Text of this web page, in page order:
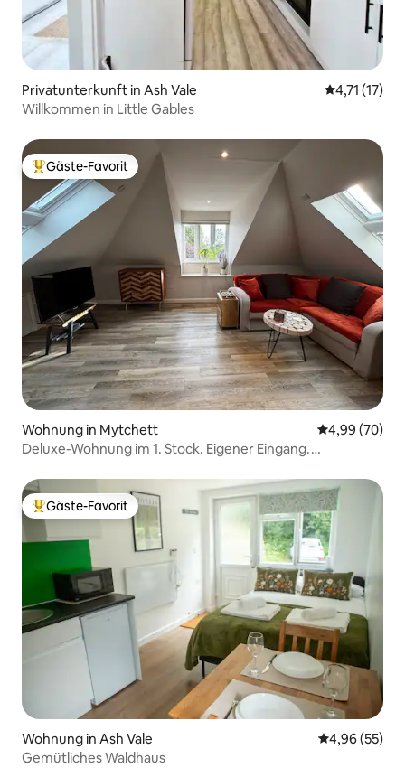
Privatunterkunft in Ash Vale
4,71 (17)
Willkommen in Little Gables
Beliebter Gäste-Favorit.
Gäste-Favorit
Wohnung in Mytchett
4,99 (70)
Deluxe-Wohnung im 1. Stock. Eigener Eingang.
Beliebter Gäste-Favorit.
Gäste-Favorit
Wohnung in Ash Vale
4,96 (55)
Gemütliches Waldhaus